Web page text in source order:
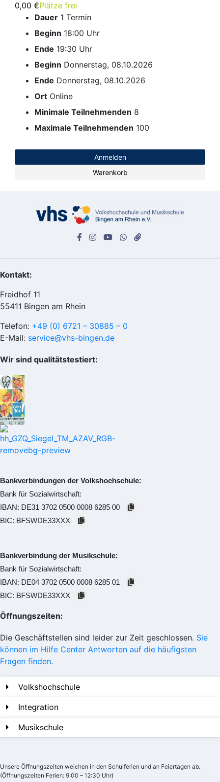
0,00 €Plätze frei
Dauer 1 Termin
Beginn 18:00 Uhr
Ende 19:30 Uhr
Beginn Donnerstag, 08.10.2026
Ende Donnerstag, 08.10.2026
Ort Online
Minimale Teilnehmenden 8
Maximale Teilnehmenden 100
Anmelden
Warenkorb
Kontakt:
Freidhof 11
55411 Bingen am Rhein
Telefon: +49 (0) 6721 – 30885 – 0
E-Mail: service@vhs-bingen.de
Wir sind qualitätstestiert:
Bankverbindungen der Volkshochschule:
Bank für Sozialwirtschaft:
IBAN: DE31 3702 0500 0008 6285 00
BIC: BFSWDE33XXX
Bankverbindung der Musikschule:
Bank für Sozialwirtschaft:
IBAN: DE04 3702 0500 0008 6285 01
BIC: BFSWDE33XXX
Öffnungszeiten:
Die Geschäftstellen sind leider zur Zeit geschlossen. Sie
können im Hilfe Center Antworten auf die häufigsten
Fragen finden.
Volkshochschule
Integration
Musikschule
Unsere Öffnungszeiten weichen in den Schulferien und an Feiertagen ab.
(Öffnungszeiten Ferien: 9:00 – 12:30 Uhr)